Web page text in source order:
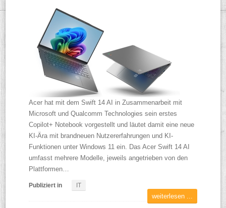
Acer hat mit dem Swift 14 AI in Zusammenarbeit mit
Microsoft und Qualcomm Technologies sein erstes
Copilot+ Notebook vorgestellt und läutet damit eine neue
KI-Ära mit brandneuen Nutzererfahrungen und KI-
Funktionen unter Windows 11 ein. Das Acer Swift 14 AI
umfasst mehrere Modelle, jeweils angetrieben von den
Plattformen…
Publiziert in IT
weiterlesen ...